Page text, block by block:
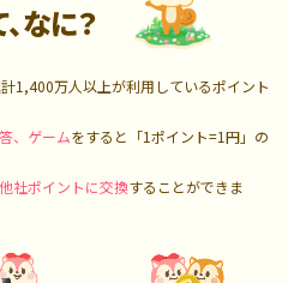
なに？
1,400万人以上が利用しているポイント
、ゲームをすると「1ポイント=1円」の
社ポイントに交換することができま